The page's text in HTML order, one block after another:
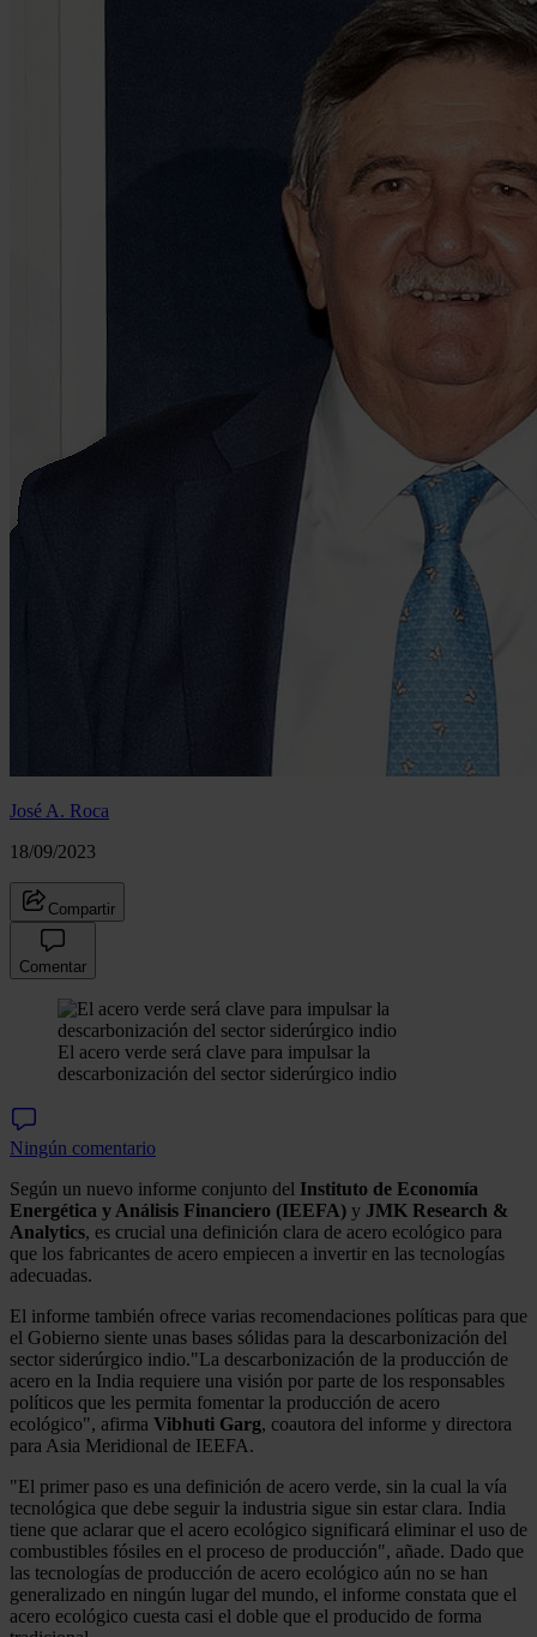
José A. Roca
18/09/2023
Compartir
Comentar
El acero verde será clave para impulsar la
descarbonización del sector siderúrgico indio
Ningún comentario
Según un nuevo informe conjunto del Instituto de Economía
Energética y Análisis Financiero (IEEFA) y JMK Research &
Analytics, es crucial una definición clara de acero ecológico para
que los fabricantes de acero empiecen a invertir en las tecnologías
adecuadas.
El informe también ofrece varias recomendaciones políticas para que
el Gobierno siente unas bases sólidas para la descarbonización del
sector siderúrgico indio."La descarbonización de la producción de
acero en la India requiere una visión por parte de los responsables
políticos que les permita fomentar la producción de acero
ecológico", afirma Vibhuti Garg, coautora del informe y directora
para Asia Meridional de IEEFA.
"El primer paso es una definición de acero verde, sin la cual la vía
tecnológica que debe seguir la industria sigue sin estar clara. India
tiene que aclarar que el acero ecológico significará eliminar el uso de
combustibles fósiles en el proceso de producción", añade. Dado que
las tecnologías de producción de acero ecológico aún no se han
generalizado en ningún lugar del mundo, el informe constata que el
acero ecológico cuesta casi el doble que el producido de forma